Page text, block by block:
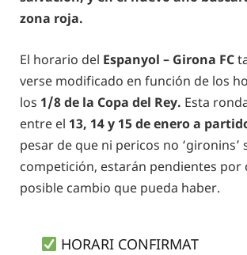
zona roja.
El horario del Espanyol – Girona FC
verse modificado en función de los
los 1/8 de la Copa del Rey. Esta
entre el 13, 14 y 15 de eneroa
pesar de que ni pericos no ‘gironins’
competición, estarán pendientes por
posible cambio que pueda haber.
HORARI CONFIRMAT